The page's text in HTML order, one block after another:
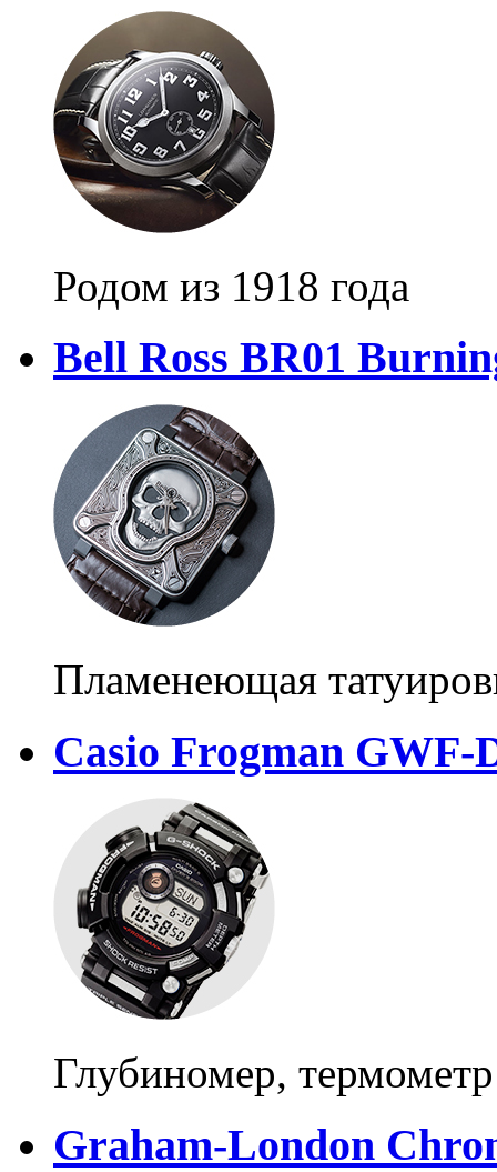
Родом из 1918 года
Bell Ross BR01
Пламенеющая
Casio Frogman GWF-
Глубиномер,
Graham-London